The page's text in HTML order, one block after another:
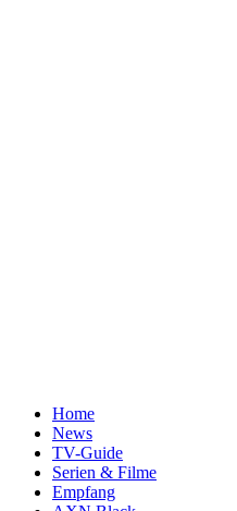
Home
News
TV-Guide
Serien & Filme
Empfang